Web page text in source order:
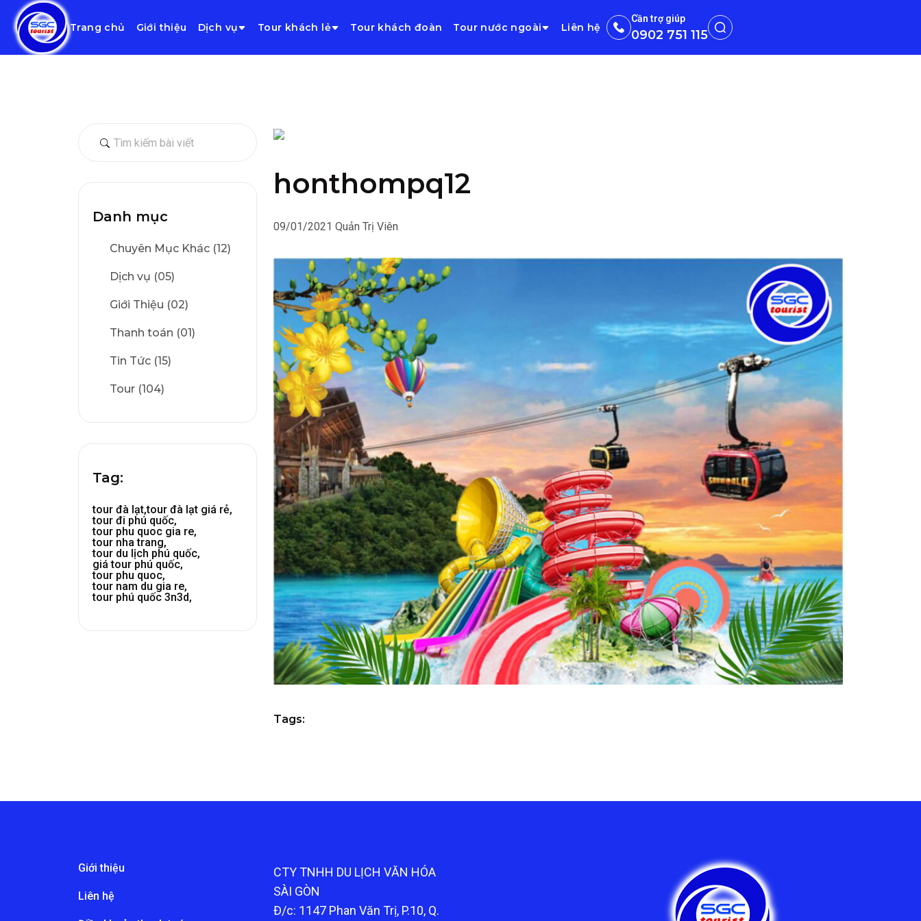
Trang chủ Giới thiệu Dịch vụ Tour khách lẻ Tour khách đoàn Tour nước ngoài Liên hệ
Cần trợ giúp
0902 751 115
Danh mục
Chuyên Mục Khác (12)
Dịch vụ (05)
Giới Thiệu (02)
Thanh toán (01)
Tin Tức (15)
Tour (104)
Tag:
tour đà lạt,tour đà lạt giá rẻ,
tour đi phú quốc,
tour phu quoc gia re,
tour nha trang,
tour du lịch phú quốc,
giá tour phú quốc,
tour phu quoc,
tour nam du gia re,
tour phú quốc 3n3d,
honthompq12
09/01/2021 Quản Trị Viên
Tags:
Giới thiệu
Liên hệ
CTY TNHH DU LỊCH VĂN HÓA
SÀI GÒN
Đ/c: 1147 Phan Văn Trị, P.10, Q.